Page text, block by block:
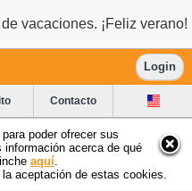
vacaciones. ¡Feliz verano!
Login
Contacto
poder ofrecer sus
acerca de qué
aquí
aceptación de estas cookies.